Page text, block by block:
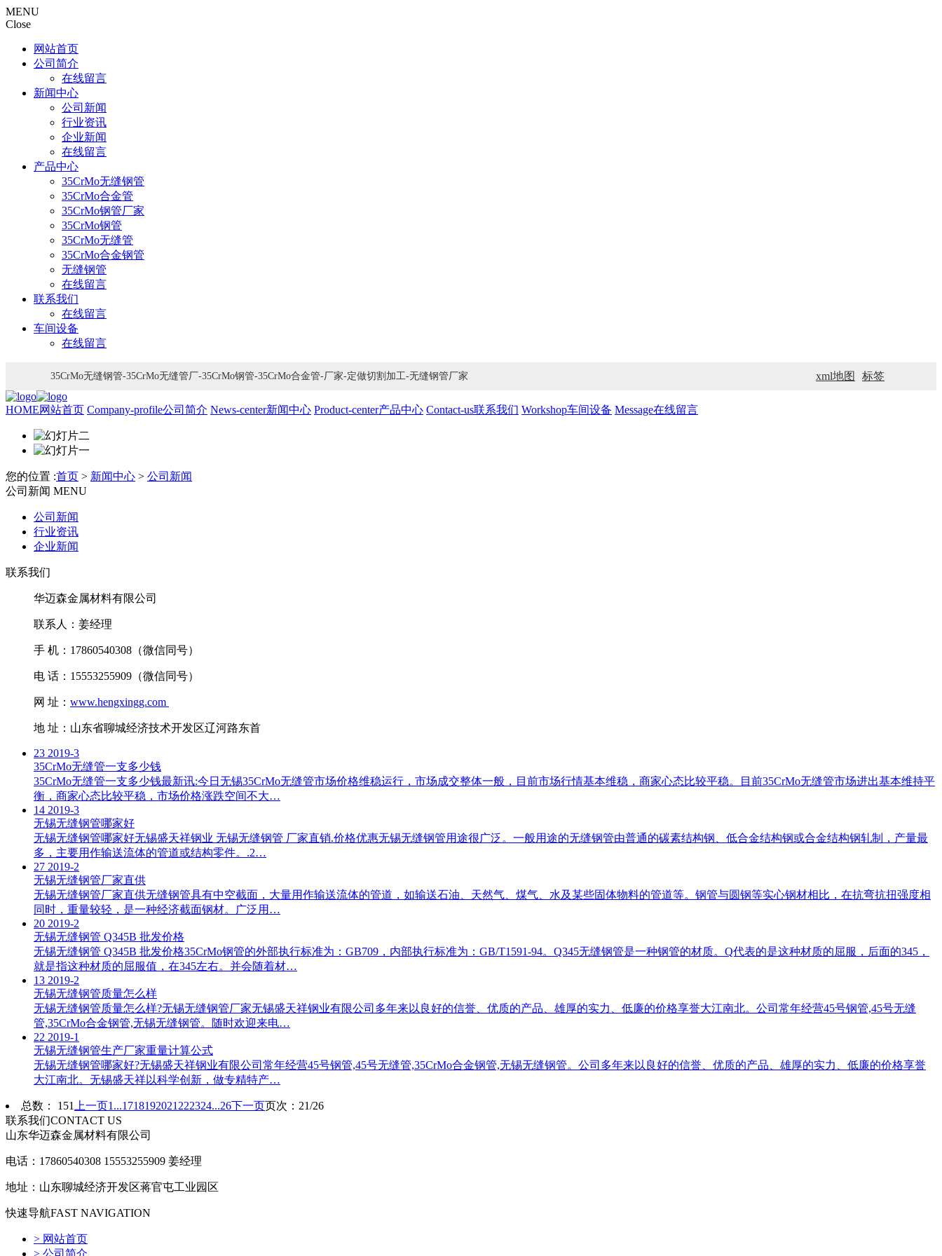
MENU
Close
网站首页
公司简介
在线留言
新闻中心
公司新闻
行业资讯
企业新闻
在线留言
产品中心
35CrMo无缝钢管
35CrMo合金管
35CrMo钢管厂家
35CrMo钢管
35CrMo无缝管
35CrMo合金钢管
无缝钢管
在线留言
联系我们
在线留言
车间设备
在线留言
35CrMo无缝钢管-35CrMo无缝管厂-35CrMo钢管-35CrMo合金管-厂家-定做切割加工-无缝钢管厂家 xml地图 标签
HOME网站首页 Company-profile公司简介 News-center新闻中心 Product-center产品中心 Contact-us联系我们 Workshop车间设备 Message在线留言
您的位置 :首页 > 新闻中心 > 公司新闻
公司新闻 MENU
公司新闻
行业资讯
企业新闻
联系我们
华迈森金属材料有限公司
联系人：姜经理
手 机：17860540308（微信同号）
电 话：15553255909（微信同号）
网 址： www.hengxingg.com
地 址：山东省聊城经济技术开发区辽河路东首
23 2019-3
35CrMo无缝管一支多少钱
35CrMo无缝管一支多少钱最新讯:今日无锡35CrMo无缝管市场价格维稳运行，市场成交整体一般，目前市场行情基本维稳，商家心态比较平稳。目前35CrMo无缝管市场进出基本维持平
衡，商家心态比较平稳，市场价格涨跌空间不大…
14 2019-3
无锡无缝钢管哪家好
无锡无缝钢管哪家好无锡盛天祥钢业 无锡无缝钢管 厂家直销.价格优惠无锡无缝钢管用途很广泛。一般用途的无缝钢管由普通的碳素结构钢、低合金结构钢或合金结构钢轧制，产量最
多，主要用作输送流体的管道或结构零件。.2…
27 2019-2
无锡无缝钢管厂家直供
无锡无缝钢管厂家直供无缝钢管具有中空截面，大量用作输送流体的管道，如输送石油、天然气、煤气、水及某些固体物料的管道等。钢管与圆钢等实心钢材相比，在抗弯抗扭强度相
同时，重量较轻，是一种经济截面钢材。广泛用…
20 2019-2
无锡无缝钢管 Q345B 批发价格
无锡无缝钢管 Q345B 批发价格35CrMo钢管的外部执行标准为：GB709，内部执行标准为：GB/T1591-94。Q345无缝钢管是一种钢管的材质。Q代表的是这种材质的屈服，后面的345，
就是指这种材质的屈服值，在345左右。并会随着材…
13 2019-2
无锡无缝钢管质量怎么样
无锡无缝钢管质量怎么样?无锡无缝钢管厂家无锡盛天祥钢业有限公司多年来以良好的信誉、优质的产品、雄厚的实力、低廉的价格享誉大江南北。公司常年经营45号钢管,45号无缝
管,35CrMo合金钢管,无锡无缝钢管。随时欢迎来电…
22 2019-1
无锡无缝钢管生产厂家重量计算公式
无锡无缝钢管哪家好?无锡盛天祥钢业有限公司常年经营45号钢管,45号无缝管,35CrMo合金钢管,无锡无缝钢管。公司多年来以良好的信誉、优质的产品、雄厚的实力、低廉的价格享誉
大江南北。无锡盛天祥以科学创新，做专精特产…
总数： 151 上一页1...1718192021 222324...26下一页页次：21/26
联系我们CONTACT US
山东华迈森金属材料有限公司
电话：17860540308 15553255909 姜经理
地址：山东聊城经济开发区蒋官屯工业园区
快速导航FAST NAVIGATION
> 网站首页
> 公司简介